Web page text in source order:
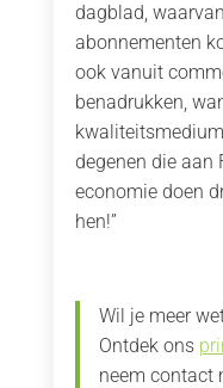
dagblad,
abonnementen
ook vanuit
benadrukken,
degenen die aan
economie doen
hen!”
Wil je meer
Ontdek ons
neem contact